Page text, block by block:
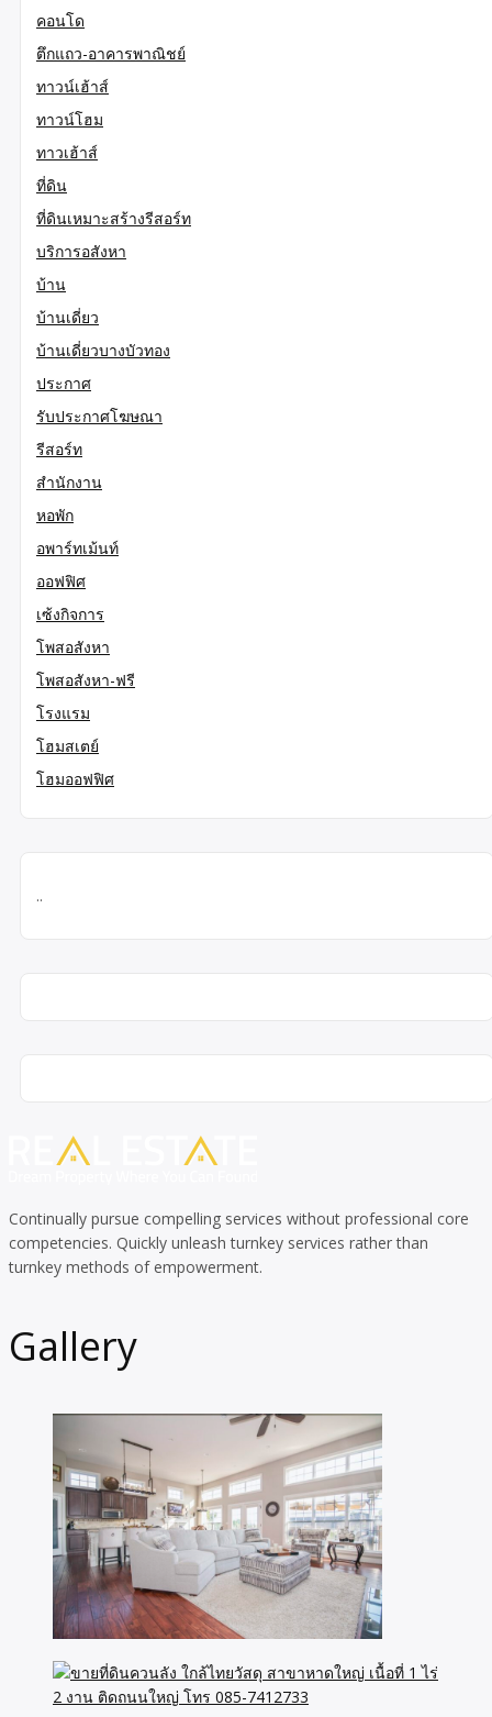
คอนโด
ตึกแถว-อาคารพาณิชย์
ทาวน์เฮ้าส์
ทาวน์โฮม
ทาวเฮ้าส์
ที่ดิน
ที่ดินเหมาะสร้างรีสอร์ท
บริการอสังหา
บ้าน
บ้านเดี่ยว
บ้านเดี่ยวบางบัวทอง
ประกาศ
รับประกาศโฆษณา
รีสอร์ท
สำนักงาน
หอพัก
อพาร์ทเม้นท์
ออฟฟิศ
เซ้งกิจการ
โพสอสังหา
โพสอสังหา-ฟรี
โรงแรม
โฮมสเตย์
โฮมออฟฟิศ
..
Continually pursue compelling services without professional core
competencies. Quickly unleash turnkey services rather than
turnkey methods of empowerment.
Gallery